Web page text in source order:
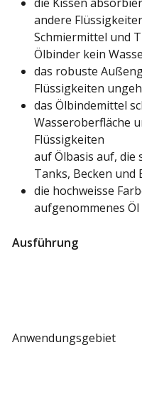
andere
Schmiermittel und
Ölbinder kein
das robuste
Flüssigkeiten
das Ölbindemittel
Wasseroberfläche
Flüssigkeiten
auf Ölbasis auf, die
Tanks, Becken und
die hochweisse
aufgenommenes
Ausführung
Anwendungsgebiet